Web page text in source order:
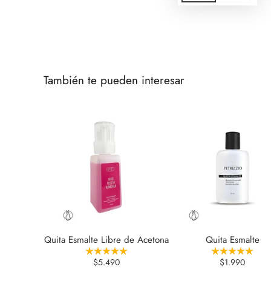
También te pueden interesar
Quita Esmalte Libre de Acetona
$5.490
Quita Esmalte
$1.990